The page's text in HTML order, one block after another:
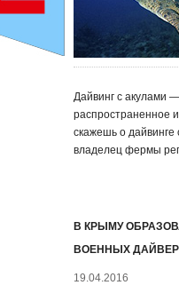
Дайвинг с акулами
распространенное
скажешь о дайвинге
владелец фермы
В КРЫМУ
ВОЕННЫХ
19.04.2016